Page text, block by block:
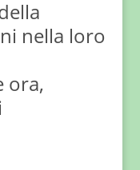
nella loro
ora,